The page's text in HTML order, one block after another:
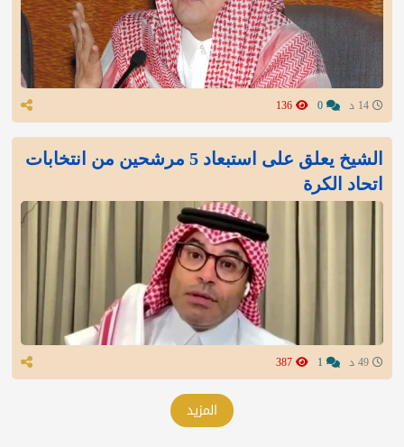
الشيخ يعلق على استبعاد 5 مرشحين من انتخابات
اتحاد الكرة
المزيد